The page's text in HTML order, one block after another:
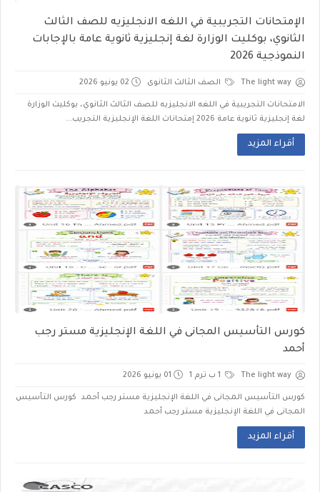
الإمتحانات التجريبية في اللغه الانجليزيه للصف الثالث
الثانوي، بوكليت الوزارة لغة إنجليزية ثانوية عامة بالإجابات
النموذجية 2026
The light way الصف الثالث الثانوى 02 يونيو 2026
الامتحانات التجريبية في اللغه الانجليزيه للصف الثالث الثانوي، بوكليت الوزارة
لغة إنجليزية ثانوية عامة 2026 إمتحانات اللغة الإنجليزية التجريب...
أقراء المزيد
كورس التأسيس المجانى في اللغة الإنجليزية مستر رجب
أحمد
The light way 01 يونيو 2026
كورس التأسيس المجانى في اللغة الإنجليزية مستر رجب أحمد كورس التأسيس
المجانى في اللغة الإنجليزية مستر رجب أحمد
أقراء المزيد